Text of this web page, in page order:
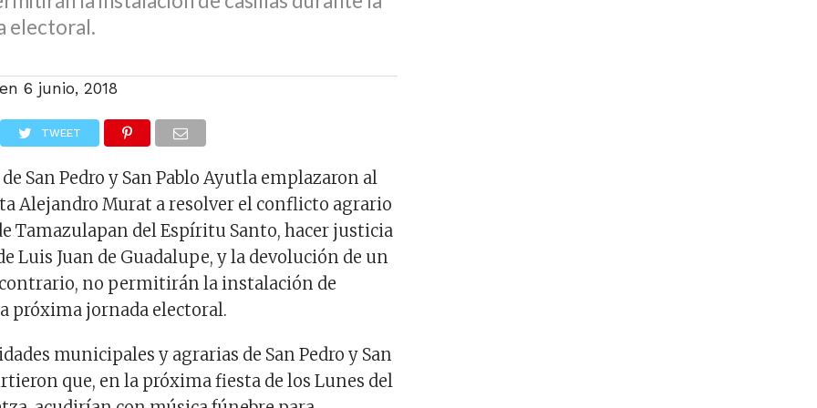
electoral.
6 junio, 2018
TWEET
San Pedro y San Pablo Ayutla emplazaron al
Alejandro Murat a resolver el conflicto agrario
Tamazulapan del Espíritu Santo, hacer justicia
Luis Juan de Guadalupe, y la devolución de un
no permitirán la instalación de
próxima jornada electoral.
municipales y agrarias de San Pedro y San
que, en la próxima fiesta de los Lunes del